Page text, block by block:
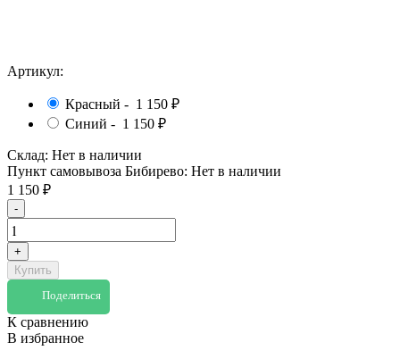
Артикул:
Красный - 1 150 ₽
Синий - 1 150 ₽
Склад: Нет в наличии
Пункт самовывоза Бибирево: Нет в наличии
1 150 ₽
-
+
Купить
Поделиться
К сравнению
В избранное